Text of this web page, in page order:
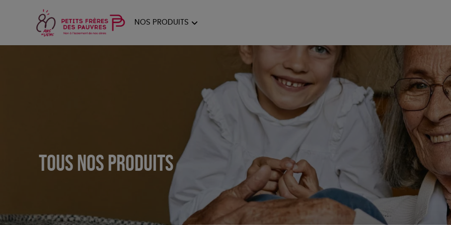
NOS PRODUITS
ENFANTS
Tous nos produits